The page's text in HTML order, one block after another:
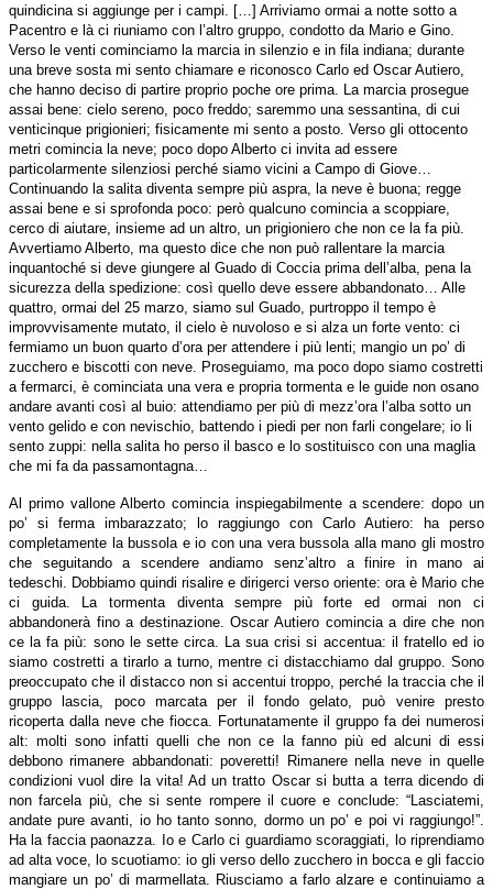
quindicina si aggiunge per i campi. […] Arriviamo ormai a notte sotto a
Pacentro e là ci riuniamo con l’altro gruppo, condotto da Mario e Gino.
Verso le venti cominciamo la marcia in silenzio e in fila indiana; durante
una breve sosta mi sento chiamare e riconosco Carlo ed Oscar Autiero,
che hanno deciso di partire proprio poche ore prima. La marcia prosegue
assai bene: cielo sereno, poco freddo; saremmo una sessantina, di cui
venticinque prigionieri; fisicamente mi sento a posto. Verso gli ottocento
metri comincia la neve; poco dopo Alberto ci invita ad essere
particolarmente silenziosi perché siamo vicini a Campo di Giove…
Continuando la salita diventa sempre più aspra, la neve è buona; regge
assai bene e si sprofonda poco: però qualcuno comincia a scoppiare,
cerco di aiutare, insieme ad un altro, un prigioniero che non ce la fa più.
Avvertiamo Alberto, ma questo dice che non può rallentare la marcia
inquantoché si deve giungere al Guado di Coccia prima dell’alba, pena la
sicurezza della spedizione: così quello deve essere abbandonato… Alle
quattro, ormai del 25 marzo, siamo sul Guado, purtroppo il tempo è
improvvisamente mutato, il cielo è nuvoloso e si alza un forte vento: ci
fermiamo un buon quarto d’ora per attendere i più lenti; mangio un po’ di
zucchero e biscotti con neve. Proseguiamo, ma poco dopo siamo costretti
a fermarci, è cominciata una vera e propria tormenta e le guide non osano
andare avanti così al buio: attendiamo per più di mezz’ora l’alba sotto un
vento gelido e con nevischio, battendo i piedi per non farli congelare; io li
sento zuppi: nella salita ho perso il basco e lo sostituisco con una maglia
che mi fa da passamontagna…
Al primo vallone Alberto comincia inspiegabilmente a scendere: dopo un
po’ si ferma imbarazzato; lo raggiungo con Carlo Autiero: ha perso
completamente la bussola e io con una vera bussola alla mano gli mostro
che seguitando a scendere andiamo senz’altro a finire in mano ai
tedeschi. Dobbiamo quindi risalire e dirigerci verso oriente: ora è Mario che
ci guida. La tormenta diventa sempre più forte ed ormai non ci
abbandonerà fino a destinazione. Oscar Autiero comincia a dire che non
ce la fa più: sono le sette circa. La sua crisi si accentua: il fratello ed io
siamo costretti a tirarlo a turno, mentre ci distacchiamo dal gruppo. Sono
preoccupato che il distacco non si accentui troppo, perché la traccia che il
gruppo lascia, poco marcata per il fondo gelato, può venire presto
ricoperta dalla neve che fiocca. Fortunatamente il gruppo fa dei numerosi
alt: molti sono infatti quelli che non ce la fanno più ed alcuni di essi
debbono rimanere abbandonati: poveretti! Rimanere nella neve in quelle
condizioni vuol dire la vita! Ad un tratto Oscar si butta a terra dicendo di
non farcela più, che si sente rompere il cuore e conclude: “Lasciatemi,
andate pure avanti, io ho tanto sonno, dormo un po’ e poi vi raggiungo!”.
Ha la faccia paonazza. Io e Carlo ci guardiamo scoraggiati, lo riprendiamo
ad alta voce, lo scuotiamo: io gli verso dello zucchero in bocca e gli faccio
mangiare un po’ di marmellata. Riusciamo a farlo alzare e continuiamo a